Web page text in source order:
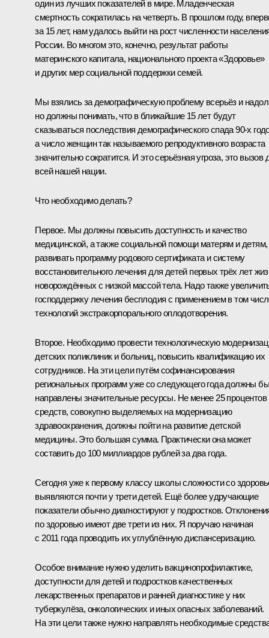
один из лучших показателей в мире. Младенческая
смертность сократилась на четверть. В прошлом году,
за 15 лет, нам удалось выйти на рост численности
России. Во многом это, конечно, результат работы
материнского капитала, национального проекта «Здоровье»
и других мер социальной поддержки семей.
Мы взялись за демографическую проблему всерьёз и
но должны понимать, что в ближайшие 15 лет будут
сказываться последствия демографического спада 90-х
а число женщин так называемого репродуктивного возраста
значительно сократится. И это серьёзная угроза, это вызов
всей нашей нации.
Что необходимо делать?
Первое. Мы должны повысить доступность и качество
медицинской, а также социальной помощи матерям и детям,
развивать программу родового сертификата и систему
восстановительного лечения для детей первых трёх лет
новорождённых с низкой массой тела. Надо также
господдержку лечения бесплодия с применением в том
технологий экстракорпорального оплодотворения.
Второе. Необходимо провести технологическую
детских поликлиник и больниц, повысить квалификацию их
сотрудников. На эти цели путём софинансирования
региональных программ уже со следующего года должны
направлены значительные ресурсы. Не менее 25 процентов
средств, совокупно выделяемых на модернизацию
здравоохранения, должны пойти на развитие детской
медицины. Это большая сумма. Практически она может
составить до 100 миллиардов рублей за два года.
Сегодня уже к первому классу школы сложности со
выявляются почти у трети детей. Ещё более удручающие
показатели обычно диагностируют у подростков.
по здоровью имеют две трети из них. Я поручаю начиная
с 2011 года проводить их углублённую диспансеризацию.
Особое внимание нужно уделить вакцинопрофилактике,
доступности для детей и подростков качественных
лекарственных препаратов и ранней диагностике у них
туберкулёза, онкологических и иных опасных заболеваний.
На эти цели также нужно направлять необходимые